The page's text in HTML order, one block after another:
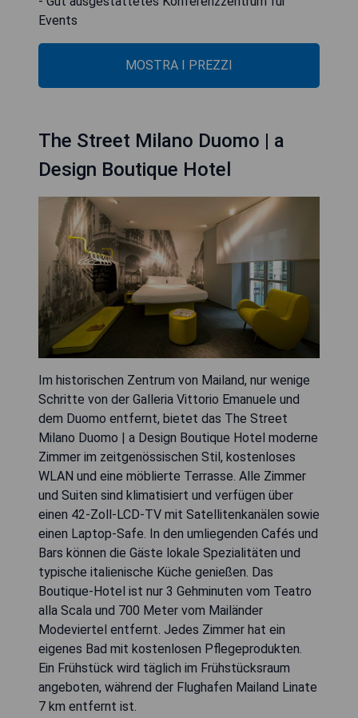
Events
MOSTRA I PREZZI
The Street Milano Duomo | a
Design Boutique Hotel
Im historischen Zentrum von Mailand, nur wenige
Schritte von der Galleria Vittorio Emanuele und
dem Duomo entfernt, bietet das The Street
Milano Duomo | a Design Boutique Hotel moderne
Zimmer im zeitgenössischen Stil, kostenloses
WLAN und eine möblierte Terrasse. Alle Zimmer
und Suiten sind klimatisiert und verfügen über
einen 42-Zoll-LCD-TV mit Satellitenkanälen sowie
einen Laptop-Safe. In den umliegenden Cafés und
Bars können die Gäste lokale Spezialitäten und
typische italienische Küche genießen. Das
Boutique-Hotel ist nur 3 Gehminuten vom Teatro
alla Scala und 700 Meter vom Mailänder
Modeviertel entfernt. Jedes Zimmer hat ein
eigenes Bad mit kostenlosen Pflegeprodukten.
Ein Frühstück wird täglich im Frühstücksraum
angeboten, während der Flughafen Mailand Linate
7 km entfernt ist.